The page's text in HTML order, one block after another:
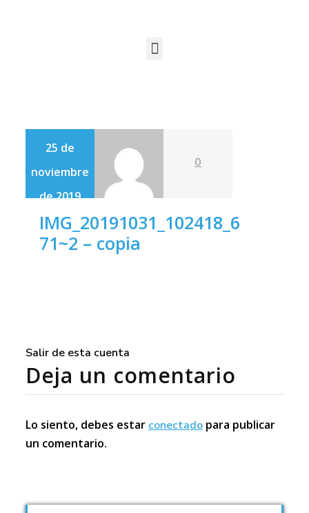
25 de
noviembre
de 2019
0
IMG_20191031_102418_6
71~2 – copia
Salir de esta cuenta
Deja un comentario
Lo siento, debes estar conectado para publicar
un comentario.